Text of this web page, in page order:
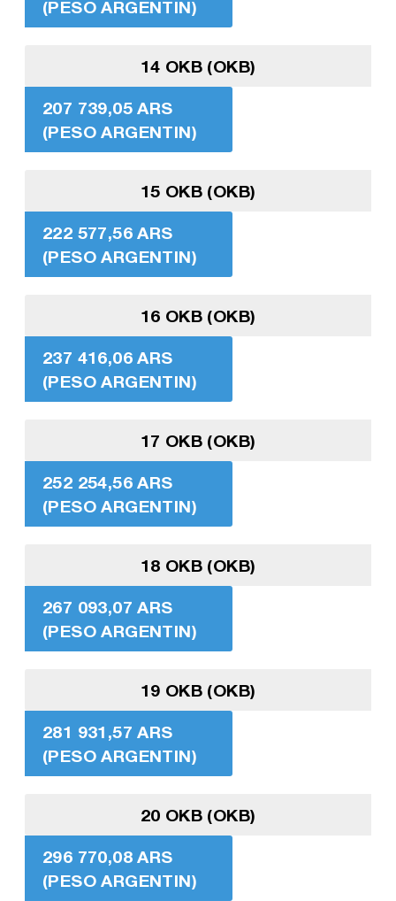
(PESO ARGENTIN)
14 OKB (OKB)
207 739,05 ARS
(PESO ARGENTIN)
15 OKB (OKB)
222 577,56 ARS
(PESO ARGENTIN)
16 OKB (OKB)
237 416,06 ARS
(PESO ARGENTIN)
17 OKB (OKB)
252 254,56 ARS
(PESO ARGENTIN)
18 OKB (OKB)
267 093,07 ARS
(PESO ARGENTIN)
19 OKB (OKB)
281 931,57 ARS
(PESO ARGENTIN)
20 OKB (OKB)
296 770,08 ARS
(PESO ARGENTIN)